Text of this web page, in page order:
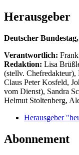
Herausgeber
Deutscher
Verantwortlich:
Redaktion: Lisa
(stellv. Chefredakteur),
Claus Peter Kosfeld,
vom Dienst), Sandra
Helmut Stoltenberg,
Herausgeber
Abonnement